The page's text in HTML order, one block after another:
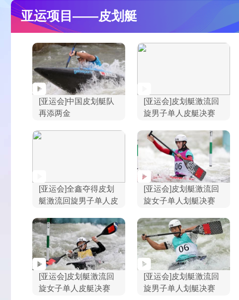
CCTV.节目官网 直播
亚运项目——皮划艇
[亚运会]中国皮划艇队
再添两金
[亚运会]皮划艇激流回
旋男子单人皮艇决赛
[亚运会]全鑫夺得皮划
艇激流回旋男子单人皮
[亚运会]皮划艇激流回
旋女子单人划艇决赛
[亚运会]皮划艇激流回
旋女子单人皮艇决赛
[亚运会]皮划艇激流回
旋男子单人划艇决赛